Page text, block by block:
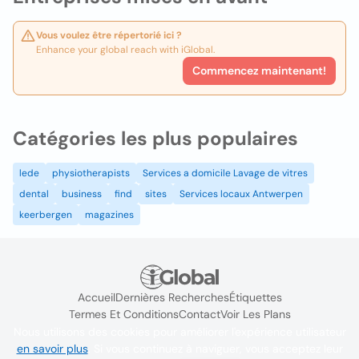
Vous voulez être répertorié ici ?
Enhance your global reach with iGlobal.
Commencez maintenant!
Catégories les plus populaires
lede physiotherapists
Services a domicile Lavage de vitres
dental
business find sites
Services locaux Antwerpen
keerbergen
magazines
AccueilDernières RecherchesÉtiquettes
Termes Et ConditionsContactVoir Les Plans
en savoir plus. Si vous continuez à naviguer, vous acceptez leur